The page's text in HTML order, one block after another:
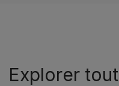
Explorer